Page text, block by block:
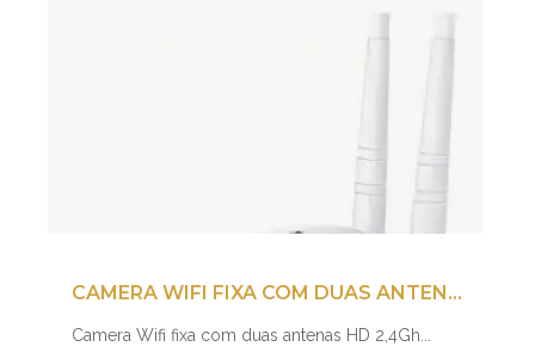
CAMERA WIFI FIXA COM DUAS ANTENAS HD 2,4GH
Camera Wifi fixa com duas antenas HD 2,4Gh...